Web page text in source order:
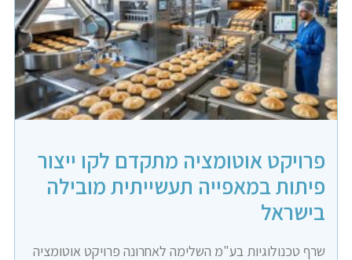
פרויקט אוטומציה מתקדם לקו ייצור
פיתות במאפייה תעשייתית מובילה
בישראל
שרף טכנולוגיות בע"מ השלימה לאחרונה פרויקט אוטומציה